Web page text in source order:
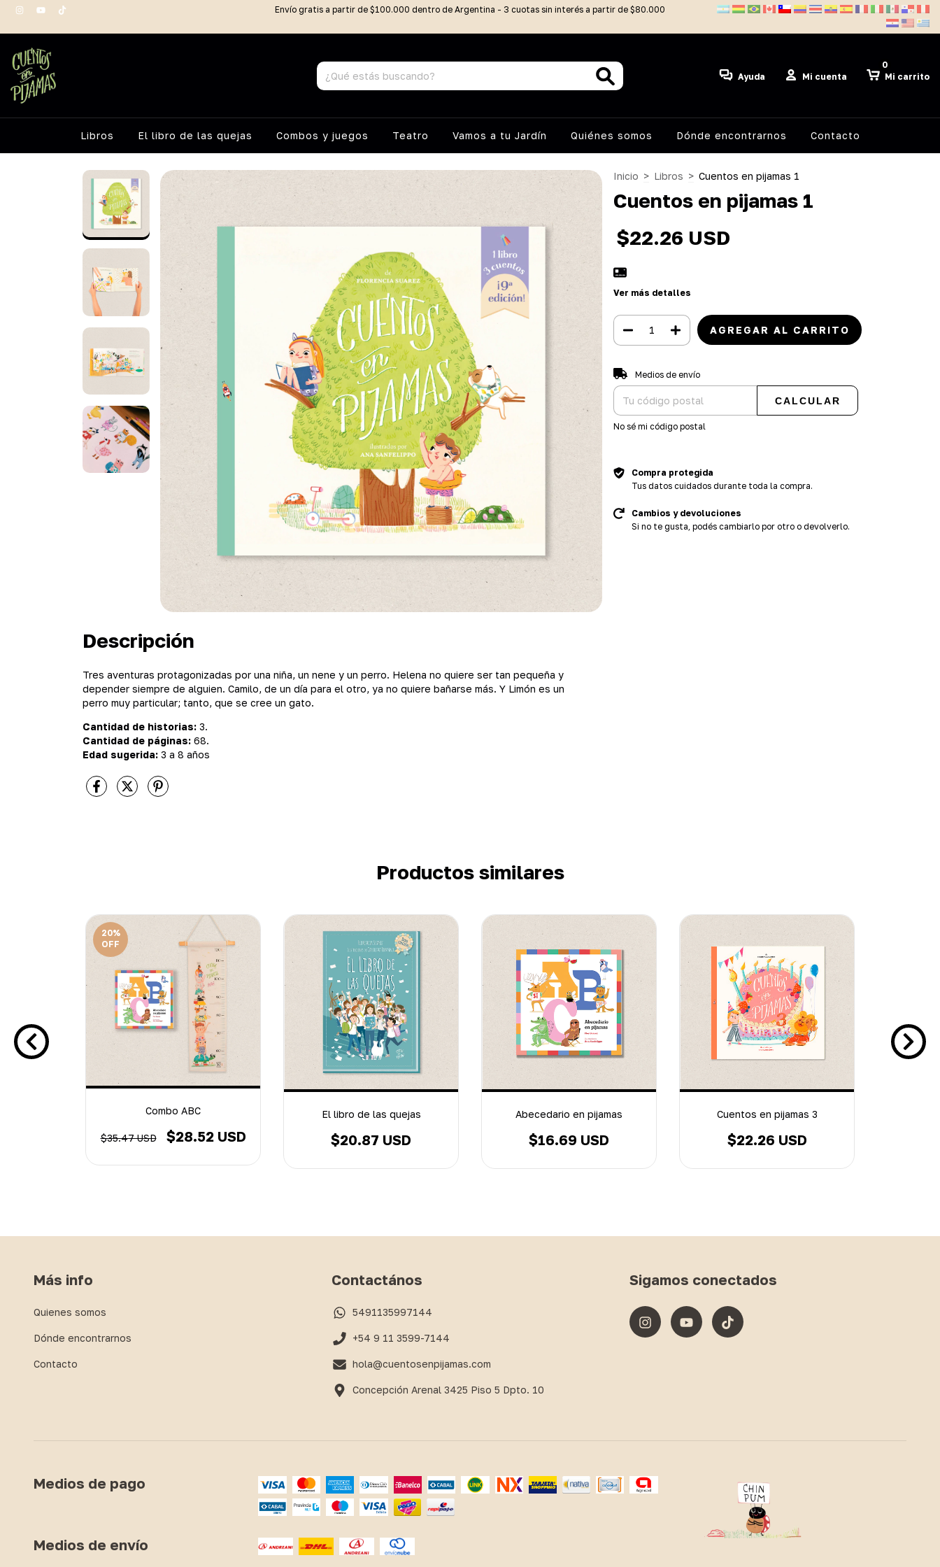
Envío gratis a partir de $100.000 dentro de Argentina - 3 cuotas sin interés a partir de $80.000
Ayuda Mi cuenta Mi carrito
0
Libros El libro de las quejas Combos y juegos Teatro Vamos a tu Jardín Quiénes somos Dónde encontrarnos Contacto
Descripción
Tres aventuras protagonizadas por una niña, un nene y un perro. Helena no quiere ser tan pequeña y
depender siempre de alguien. Camilo, de un día para el otro, ya no quiere bañarse más. Y Limón es un
perro muy particular; tanto, que se cree un gato.
Cantidad de historias: 3.
Cantidad de páginas: 68.
Edad sugerida: 3 a 8 años
Inicio > Libros > Cuentos en pijamas 1
Cuentos en pijamas 1
$22.26 USD
Ver más detalles
Entregas para el CP:
Medios de envío
CALCULAR
No sé mi código postal
Compra protegida
Tus datos cuidados durante toda la compra.
Cambios y devoluciones
Si no te gusta, podés cambiarlo por otro o devolverlo.
Productos similares
20%
OFF
Combo ABC
$35.47 USD $28.52 USD
El libro de las quejas
$20.87 USD
Abecedario en pijamas
$16.69 USD
Cuentos en pijamas 3
$22.26 USD
Más info
Quienes somos
Dónde encontrarnos
Contacto
Contactános
5491135997144
+54 9 11 3599-7144
hola@cuentosenpijamas.com
Concepción Arenal 3425 Piso 5 Dpto. 10
Sigamos conectados
Medios de pago
Medios de envío